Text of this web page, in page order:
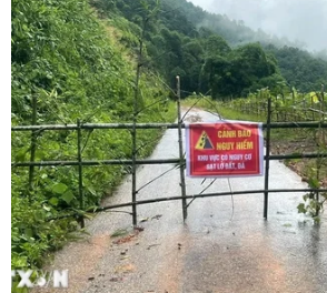
TIN CÙNG CHUYÊN MỤC
Bế mạc Hội thi lực lượng tham gia
bảo vệ an ninh, trật tự ở cơ sở giỏi
toàn quốc
07/08/2026 15:57
7 học sinh đội tuyển Việt Nam đoạt